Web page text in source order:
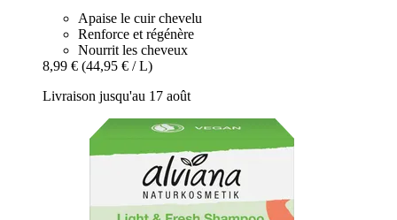
Apaise le cuir chevelu
Renforce et régénère
Nourrit les cheveux
8,99 € (44,95 € / L)
Livraison jusqu'au 17 août